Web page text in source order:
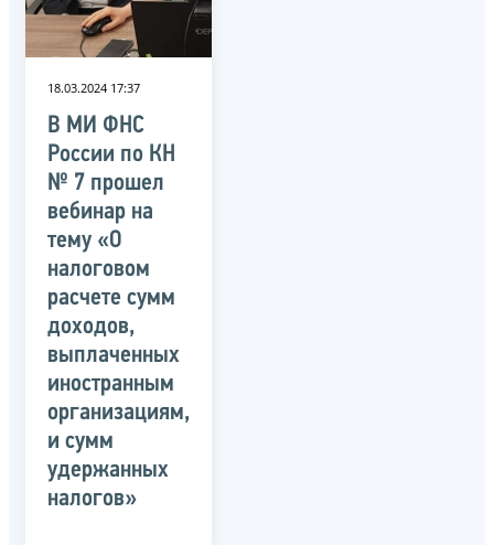
18.03.2024 17:37
В МИ ФНС
России по КН
№ 7 прошел
вебинар на
тему «О
налоговом
расчете сумм
доходов,
выплаченных
иностранным
организациям,
и сумм
удержанных
налогов»